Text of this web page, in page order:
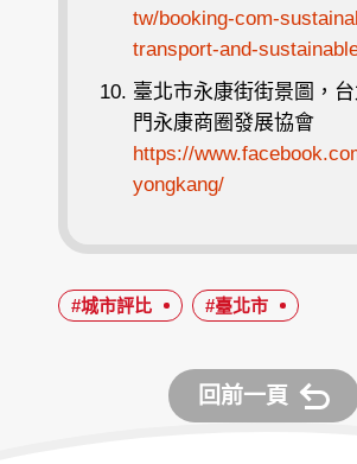
tw/booking-com-
transport-and-
臺北市永康街街景圖，
門永康商圈發展協會
https://
yongkang/
#城市評比 #臺北市
回前一頁